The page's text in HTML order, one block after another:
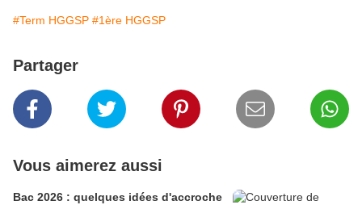
#Term HGGSP #1ère HGGSP
Partager
Vous aimerez aussi
Bac 2026 : quelques idées d'accroche